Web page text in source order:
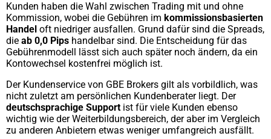
Kunden haben die Wahl zwischen Trading mit und ohne
Kommission, wobei die Gebühren im kommissionsbasierten
Handel oft niedriger ausfallen. Grund dafür sind die Spreads,
die ab 0,0 Pips handelbar sind. Die Entscheidung für das
Gebührenmodell lässt sich auch später noch ändern, da ein
Kontowechsel kostenfrei möglich ist.
Der Kundenservice von GBE Brokers gilt als vorbildlich, was
nicht zuletzt am persönlichen Kundenberater liegt. Der
deutschsprachige Support ist für viele Kunden ebenso
wichtig wie der Weiterbildungsbereich, der aber im Vergleich
zu anderen Anbietern etwas weniger umfangreich ausfällt.